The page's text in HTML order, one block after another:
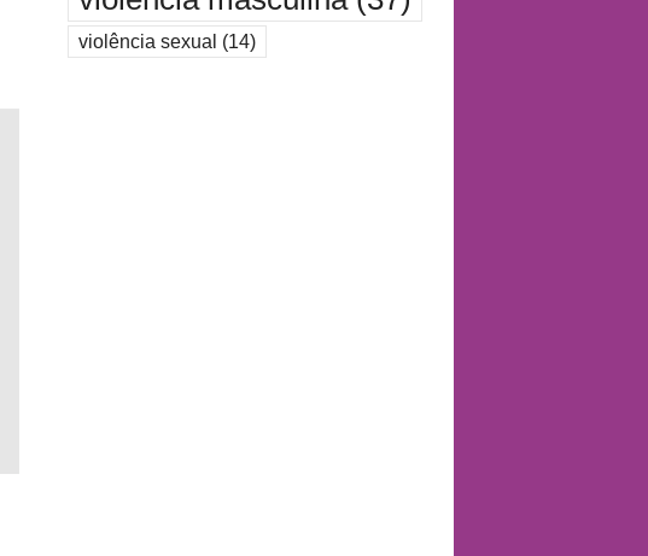
violência sexual (14)